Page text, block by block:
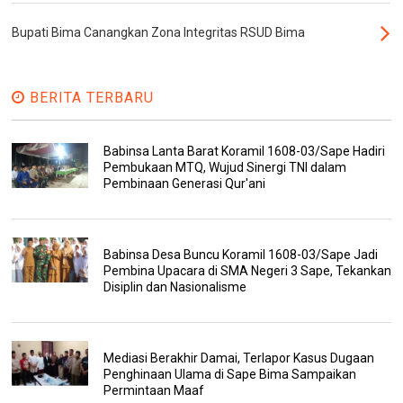
Bupati Bima Canangkan Zona Integritas RSUD Bima
BERITA TERBARU
Babinsa Lanta Barat Koramil 1608-03/Sape Hadiri
Pembukaan MTQ, Wujud Sinergi TNI dalam
Pembinaan Generasi Qur'ani
Babinsa Desa Buncu Koramil 1608-03/Sape Jadi
Pembina Upacara di SMA Negeri 3 Sape, Tekankan
Disiplin dan Nasionalisme
Mediasi Berakhir Damai, Terlapor Kasus Dugaan
Penghinaan Ulama di Sape Bima Sampaikan
Permintaan Maaf